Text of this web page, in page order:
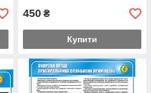
450 ₴
Купити